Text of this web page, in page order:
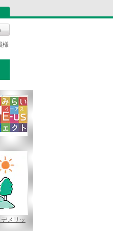
様
メリッ